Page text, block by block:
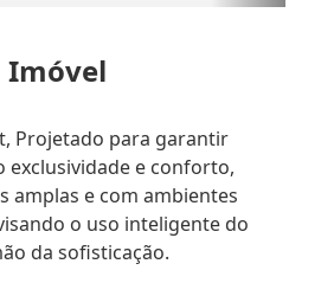
Imóvel
Projetado para garantir
exclusividade e conforto,
amplas e com ambientes
o uso inteligente do
da sofisticação.